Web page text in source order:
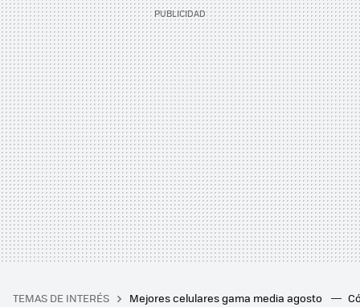
TEMAS DE INTERÉS Mejores celulares gama media agosto